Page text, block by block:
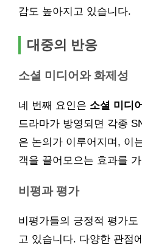
감도 높아지고 있습니다.
대중의 반응
소셜 미디어와 화제성
네 번째 요인은 소셜 미디
드라마가 방영되면 각종
은 논의가 이루어지며, 이
객을 끌어모으는 효과를
비평과 평가
비평가들의 긍정적 평가
고 있습니다. 다양한 관점